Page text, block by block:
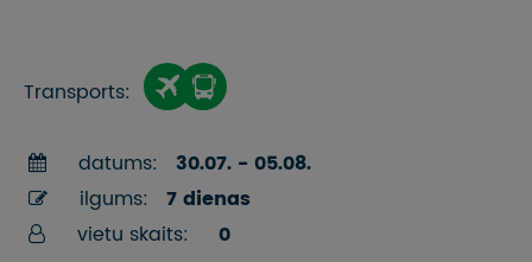
Transports:
datums:
30.07. - 05.08.
ilgums:
7 dienas
vietu skaits:
0